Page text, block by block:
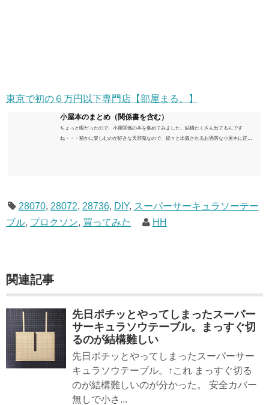
東京で初の６万円以下専門店【部屋まる。】
小屋本のまとめ（関係書を含む）
ちょっと暇だったので、小屋関係の本を集めてみました。結構たくさん出てるんです
ね・・・秘かに楽しむのが好きな天邪鬼なので、続々と出版されるお洒落な小屋本に正直
28070, 28072, 28736, DIY, スーパーサーキュラソーテー
ブル, プロクソン, 買ってみた HH
関連記事
先日ポチッとやってしまったスーパー
サーキュラソウテーブル。まっすぐ切
るのが結構難しい
先日ポチッとやってしまったスーパーサー
キュラソウテーブル。↑これ まっすぐ切る
のが結構難しいのが分かった。 安全カバー
無しで小さ...